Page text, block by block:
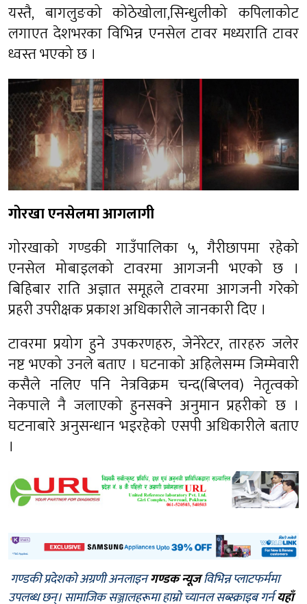
यस्तै, बागलुङको कोठेखोला,सिन्धुलीको कपिलाकोट
लगाएत देशभरका विभिन्न एनसेल टावर मध्यराति टावर
ध्वस्त भएको छ ।
गोरखा एनसेलमा आगलागी
गोरखाको गण्डकी गाउँपालिका ५, गैरीछापमा रहेको
एनसेल मोबाइलको टावरमा आगजनी भएको छ ।
बिहिबार राति अज्ञात समूहले टावरमा आगजनी गरेको
प्रहरी उपरीक्षक प्रकाश अधिकारीले जानकारी दिए ।
टावरमा प्रयोग हुने उपकरणहरु, जेनेरेटर, तारहरु जलेर
नष्ट भएको उनले बताए । घटनाको अहिलेसम्म जिम्मेवारी
कसैले नलिए पनि नेत्रविक्रम चन्द(बिप्लव) नेतृत्वको
नेकपाले नै जलाएको हुनसक्ने अनुमान प्रहरीको छ ।
घटनाबारे अनुसन्धान भइरहेको एसपी अधिकारीले बताए
।
गण्डकी प्रदेशको अग्रणी अनलाइनगण्डक न्यूजविभिन्न प्लाटफर्ममा
उपलब्ध छन्। सामाजिक सञ्जालहरूमा हाम्रो च्यानल सब्स्क्राइब गर्नयहाँ